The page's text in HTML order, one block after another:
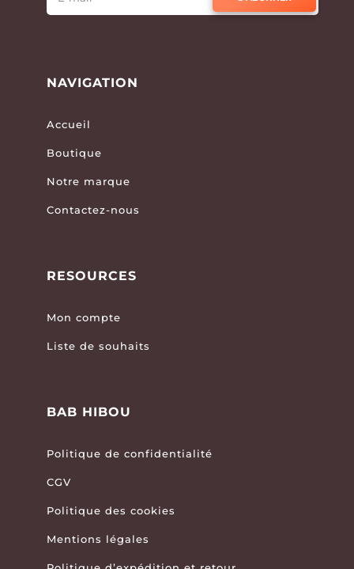
NAVIGATION
Accueil
Boutique
Notre marque
Contactez-nous
RESOURCES
Mon compte
Liste de souhaits
BAB HIBOU
Politique de confidentialité
CGV
Politique des cookies
Mentions légales